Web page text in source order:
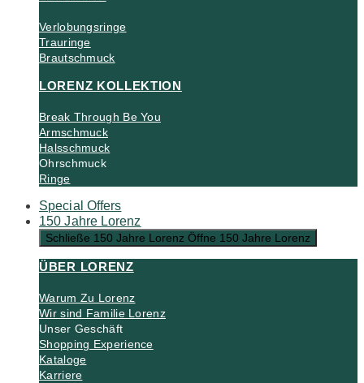
Verlobungsringe
Trauringe
Brautschmuck
LORENZ KOLLEKTION
Break Through Be You
Armschmuck
Halsschmuck
Ohrschmuck
Ringe
Special Offers
150 Jahre Lorenz
Schließe 150 Jahre Lorenz Öffne 150 Jahre Lorenz
ÜBER LORENZ
Warum Zu Lorenz
Wir sind Familie Lorenz
Unser Geschäft
Shopping Experience
Kataloge
Karriere